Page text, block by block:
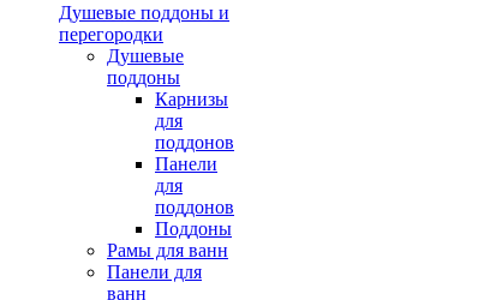
Душевые поддоны и
перегородки
Душевые
поддоны
Карнизы
для
поддонов
Панели
для
поддонов
Поддоны
Рамы для ванн
Панели для
ванн